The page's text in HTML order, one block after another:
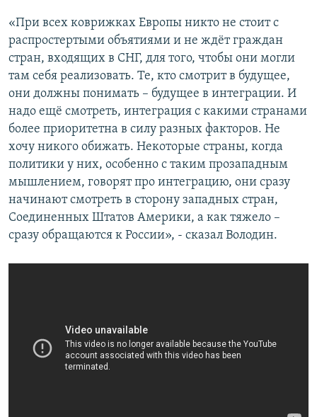
«При всех коврижках Европы никто не стоит с
распростертыми объятиями и не ждёт граждан
стран, входящих в СНГ, для того, чтобы они могли
там себя реализовать. Те, кто смотрит в будущее,
они должны понимать – будущее в интеграции. И
надо ещё смотреть, интеграция с какими странами
более приоритетна в силу разных факторов. Не
хочу никого обижать. Некоторые страны, когда
политики у них, особенно с таким прозападным
мышлением, говорят про интеграцию, они сразу
начинают смотреть в сторону западных стран,
Соединенных Штатов Америки, а как тяжело –
сразу обращаются к России», - сказал Володин.